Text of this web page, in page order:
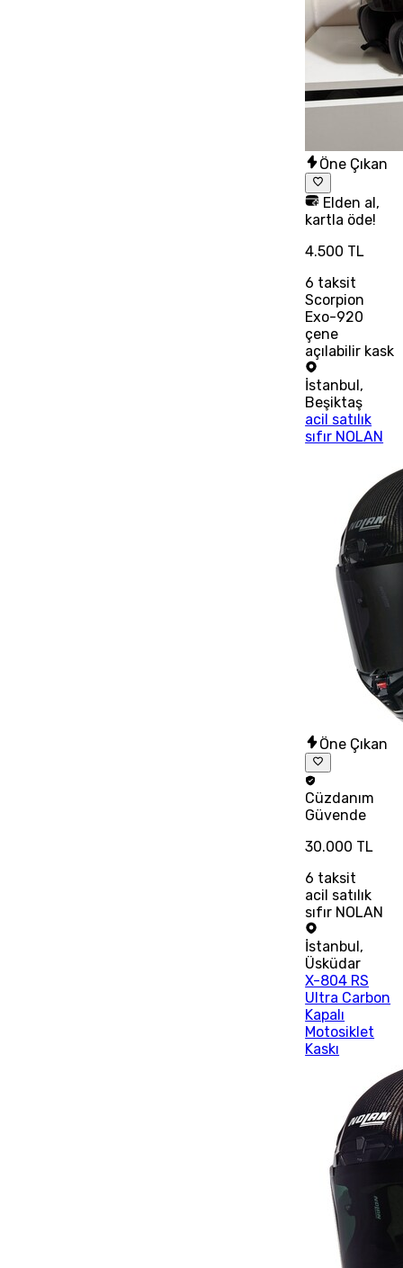
Öne Çıkan
Elden al,
kartla öde!
4.500 TL
6 taksit
Scorpion
Exo-920
çene
açılabilir kask
İstanbul,
Beşiktaş
acil satılık
sıfır NOLAN
Öne Çıkan
Cüzdanım
Güvende
30.000 TL
6 taksit
acil satılık
sıfır NOLAN
İstanbul,
Üsküdar
X-804 RS
Ultra Carbon
Kapalı
Motosiklet
Kaskı